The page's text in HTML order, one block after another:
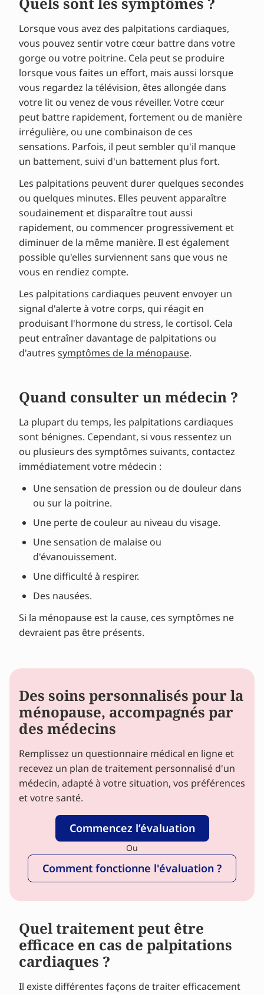
Lorsque vous avez des palpitations cardiaques,
vous pouvez sentir votre cœur battre dans votre
gorge ou votre poitrine. Cela peut se produire
lorsque vous faites un effort, mais aussi lorsque
vous regardez la télévision, êtes allongée dans
votre lit ou venez de vous réveiller. Votre cœur
peut battre rapidement, fortement ou de manière
irrégulière, ou une combinaison de ces
sensations. Parfois, il peut sembler qu'il manque
un battement, suivi d'un battement plus fort.
Les palpitations peuvent durer quelques secondes
ou quelques minutes. Elles peuvent apparaître
soudainement et disparaître tout aussi
rapidement, ou commencer progressivement et
diminuer de la même manière. Il est également
possible qu'elles surviennent sans que vous ne
vous en rendiez compte.
Les palpitations cardiaques peuvent envoyer un
signal d'alerte à votre corps, qui réagit en
produisant l'hormone du stress, le cortisol. Cela
peut entraîner davantage de palpitations ou
d'autres symptômes de la ménopause.
Quand consulter un médecin ?
La plupart du temps, les palpitations cardiaques
sont bénignes. Cependant, si vous ressentez un
ou plusieurs des symptômes suivants, contactez
immédiatement votre médecin :
Une sensation de pression ou de douleur dans
ou sur la poitrine.
Une perte de couleur au niveau du visage.
Une sensation de malaise ou
d'évanouissement.
Une difficulté à respirer.
Des nausées.
Si la ménopause est la cause, ces symptômes ne
devraient pas être présents.
Des soins personnalisés pour la
ménopause, accompagnés par
des médecins
Remplissez un questionnaire médical en ligne et
recevez un plan de traitement personnalisé d'un
médecin, adapté à votre situation, vos préférences
et votre santé.
Commencez l’évaluation
Ou
Comment fonctionne l'évaluation ?
Quel traitement peut être
efficace en cas de palpitations
cardiaques ?
Il existe différentes façons de traiter efficacement